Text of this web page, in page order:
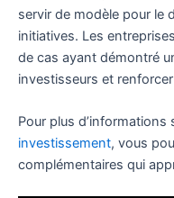
servir de modèle pour le
initiatives. Les
de cas ayant démontré
investisseurs et
Pour plus d’informations
investissement, vous
complémentaires qui